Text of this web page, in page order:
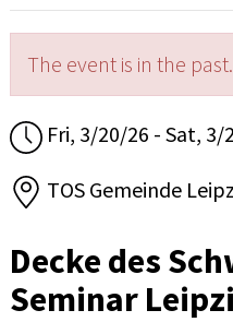
The event is in the past.
Fri, 3/20/26 - Sat, 3/
TOS Gemeinde
Decke des
Seminar